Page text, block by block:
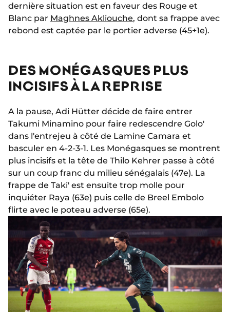
dernière situation est en faveur des Rouge et
Blanc par Maghnes Akliouche, dont sa frappe avec
rebond est captée par le portier adverse (45+1e).
DES MONÉGASQUES PLUS
INCISIFS À LA REPRISE
A la pause, Adi Hütter décide de faire entrer
Takumi Minamino pour faire redescendre Golo'
dans l'entrejeu à côté de Lamine Camara et
basculer en 4-2-3-1. Les Monégasques se montrent
plus incisifs et la tête de Thilo Kehrer passe à côté
sur un coup franc du milieu sénégalais (47e). La
frappe de Taki' est ensuite trop molle pour
inquiéter Raya (63e) puis celle de Breel Embolo
flirte avec le poteau adverse (65e).